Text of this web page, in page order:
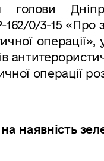
0/3-15 «Про
операції
наявність